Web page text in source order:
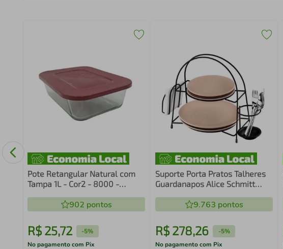
Pote Retangular Natural com
Tampa 1L - Cor2 - 8000 -
902 pontos
R$ 25,72 -5%
No pagamento com Pix
Suporte Porta Pratos Talheres
Guardanapos Alice Schmitt
9.763 pontos
R$ 278,26 -5%
No pagamento com Pix